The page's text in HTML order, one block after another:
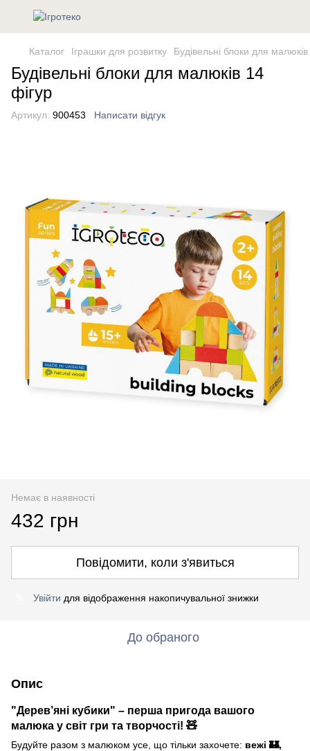
Каталог Іграшки для розвитку Будівельні блоки для
Будівельні блоки для малюків 14
фігур
Артикул: 900453 Написати відгук
Немає в наявності
432 грн
Повідомити, коли з'явиться
Увійти для відображення накопичувальної знижки
До обраного
Опис
"Дерев’яні кубики" – перша пригода вашого
малюка у світ гри та творчості! 🧸
Будуйте разом з малюком усе, що тільки захочете: вежі 🏰,